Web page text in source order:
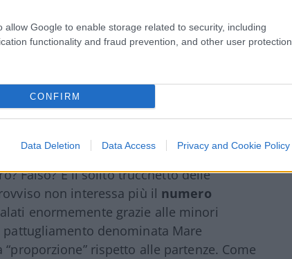
allow Google to enable storage related to security, including
functionality and fraud prevention, and other user protection.
CONFIRM
Data Deletion Data Access Privacy and Cookie Policy
che dal punto di vista di
sono morte o risultano disperse nel
monte perciò della vantata ‘riduzione
– vi è un incremento delle violenze e
e, in proporzione, anche del numero di
Falso? È il solito trucchetto delle
non interessa più il numero
enormemente grazie alle minori
denominata Mare
rispetto alle partenze. Come